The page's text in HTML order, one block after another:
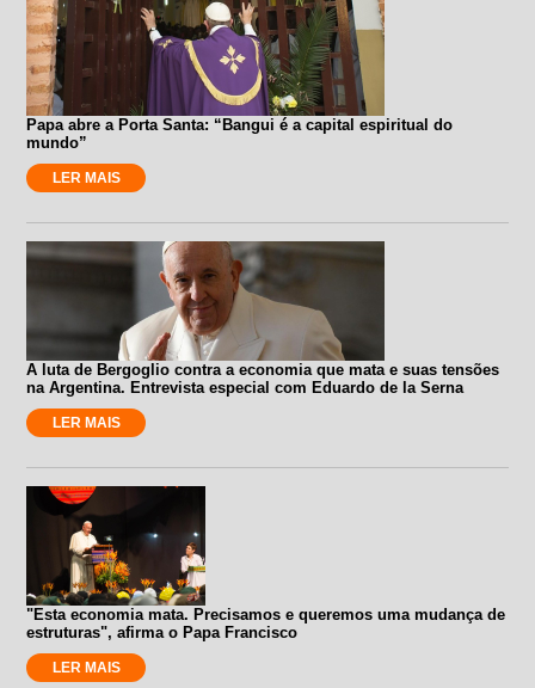
Papa abre a Porta Santa: “Bangui é a capital espiritual do
mundo”
LER MAIS
A luta de Bergoglio contra a economia que mata e suas tensões
na Argentina. Entrevista especial com Eduardo de la Serna
LER MAIS
"Esta economia mata. Precisamos e queremos uma mudança de
estruturas", afirma o Papa Francisco
LER MAIS